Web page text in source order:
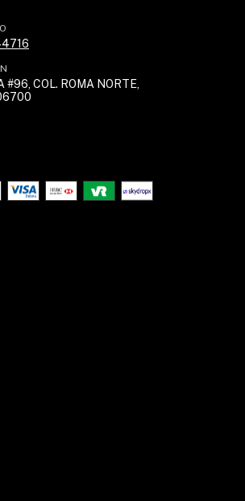
#96, COL. ROMA NORTE,